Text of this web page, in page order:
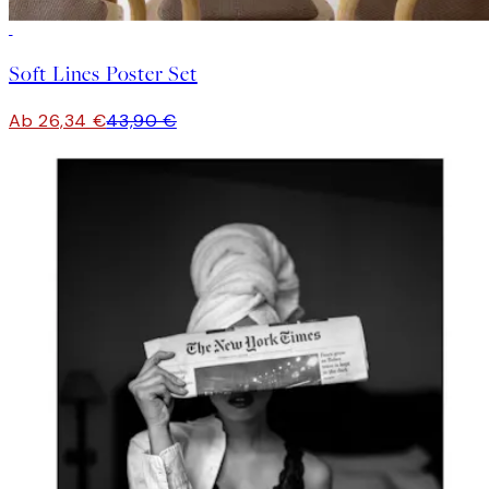
Soft Lines Poster Set
Ab 26,34 €43,90 €